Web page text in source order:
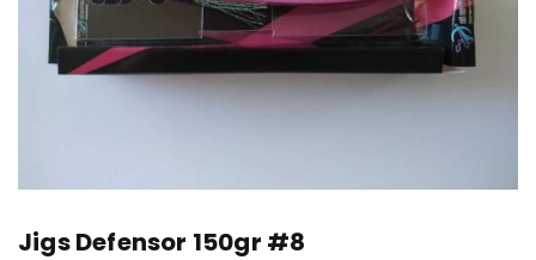
Jigs Defensor 150gr #8